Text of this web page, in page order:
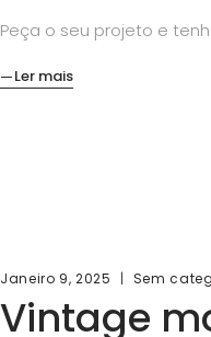
Peça o seu projeto e
Ler mais
Janeiro 9, 2025 Sem
Vintage